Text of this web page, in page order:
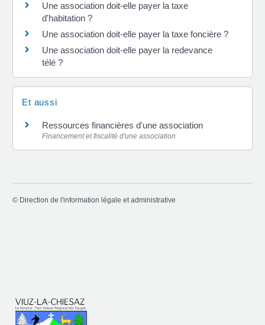
Une association doit-elle payer la taxe
d'habitation ?
Une association doit-elle payer la taxe foncière ?
Une association doit-elle payer la redevance
télé ?
Et aussi
Ressources financières d'une association
Financement et fiscalité d'une association
© Direction de l'information légale et administrative